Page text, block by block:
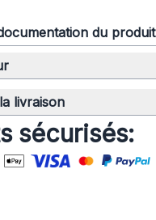
du produit
livraison
sécurisés: